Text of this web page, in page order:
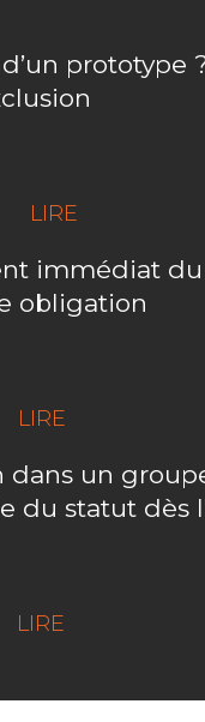
prototype
LIRE
immédiat du
obligation
LIRE
dans un
du statut dès
LIRE